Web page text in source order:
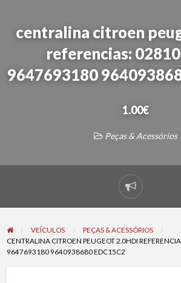
centralina citroen
referencias:
9647693180
1.00€
Peças & Acessórios
Reportar
problema
VEÍCULOS
PEÇAS & ACESSÓRIOS
CENTRALINA CITROEN PEUGEOT 2.0HDI
9647693180 9640938680 EDC15C2